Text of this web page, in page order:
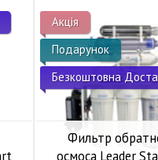
Акція
Подарунок
Безкоштовна
Фильтр
осмоса Leader